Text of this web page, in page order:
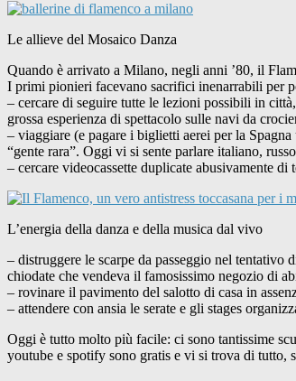
Le allieve del Mosaico Danza
Quando è arrivato a Milano, negli anni ’80, il
I primi pionieri facevano sacrifici inenarrabili per
– cercare di seguire tutte le lezioni possibili in
grossa esperienza di spettacolo sulle navi da
– viaggiare (e pagare i biglietti aerei per la
“gente rara”. Oggi vi si sente parlare italiano,
– cercare videocassette duplicate abusivamente
L’energia della danza e della musica dal vivo
– distruggere le scarpe da passeggio nel tentativo
chiodate che vendeva il famosissimo negozio di
– rovinare il pavimento del salotto di casa in
– attendere con ansia le serate e gli stages
Oggi è tutto molto più facile: ci sono tantissime
youtube e spotify sono gratis e vi si trova di tutto,